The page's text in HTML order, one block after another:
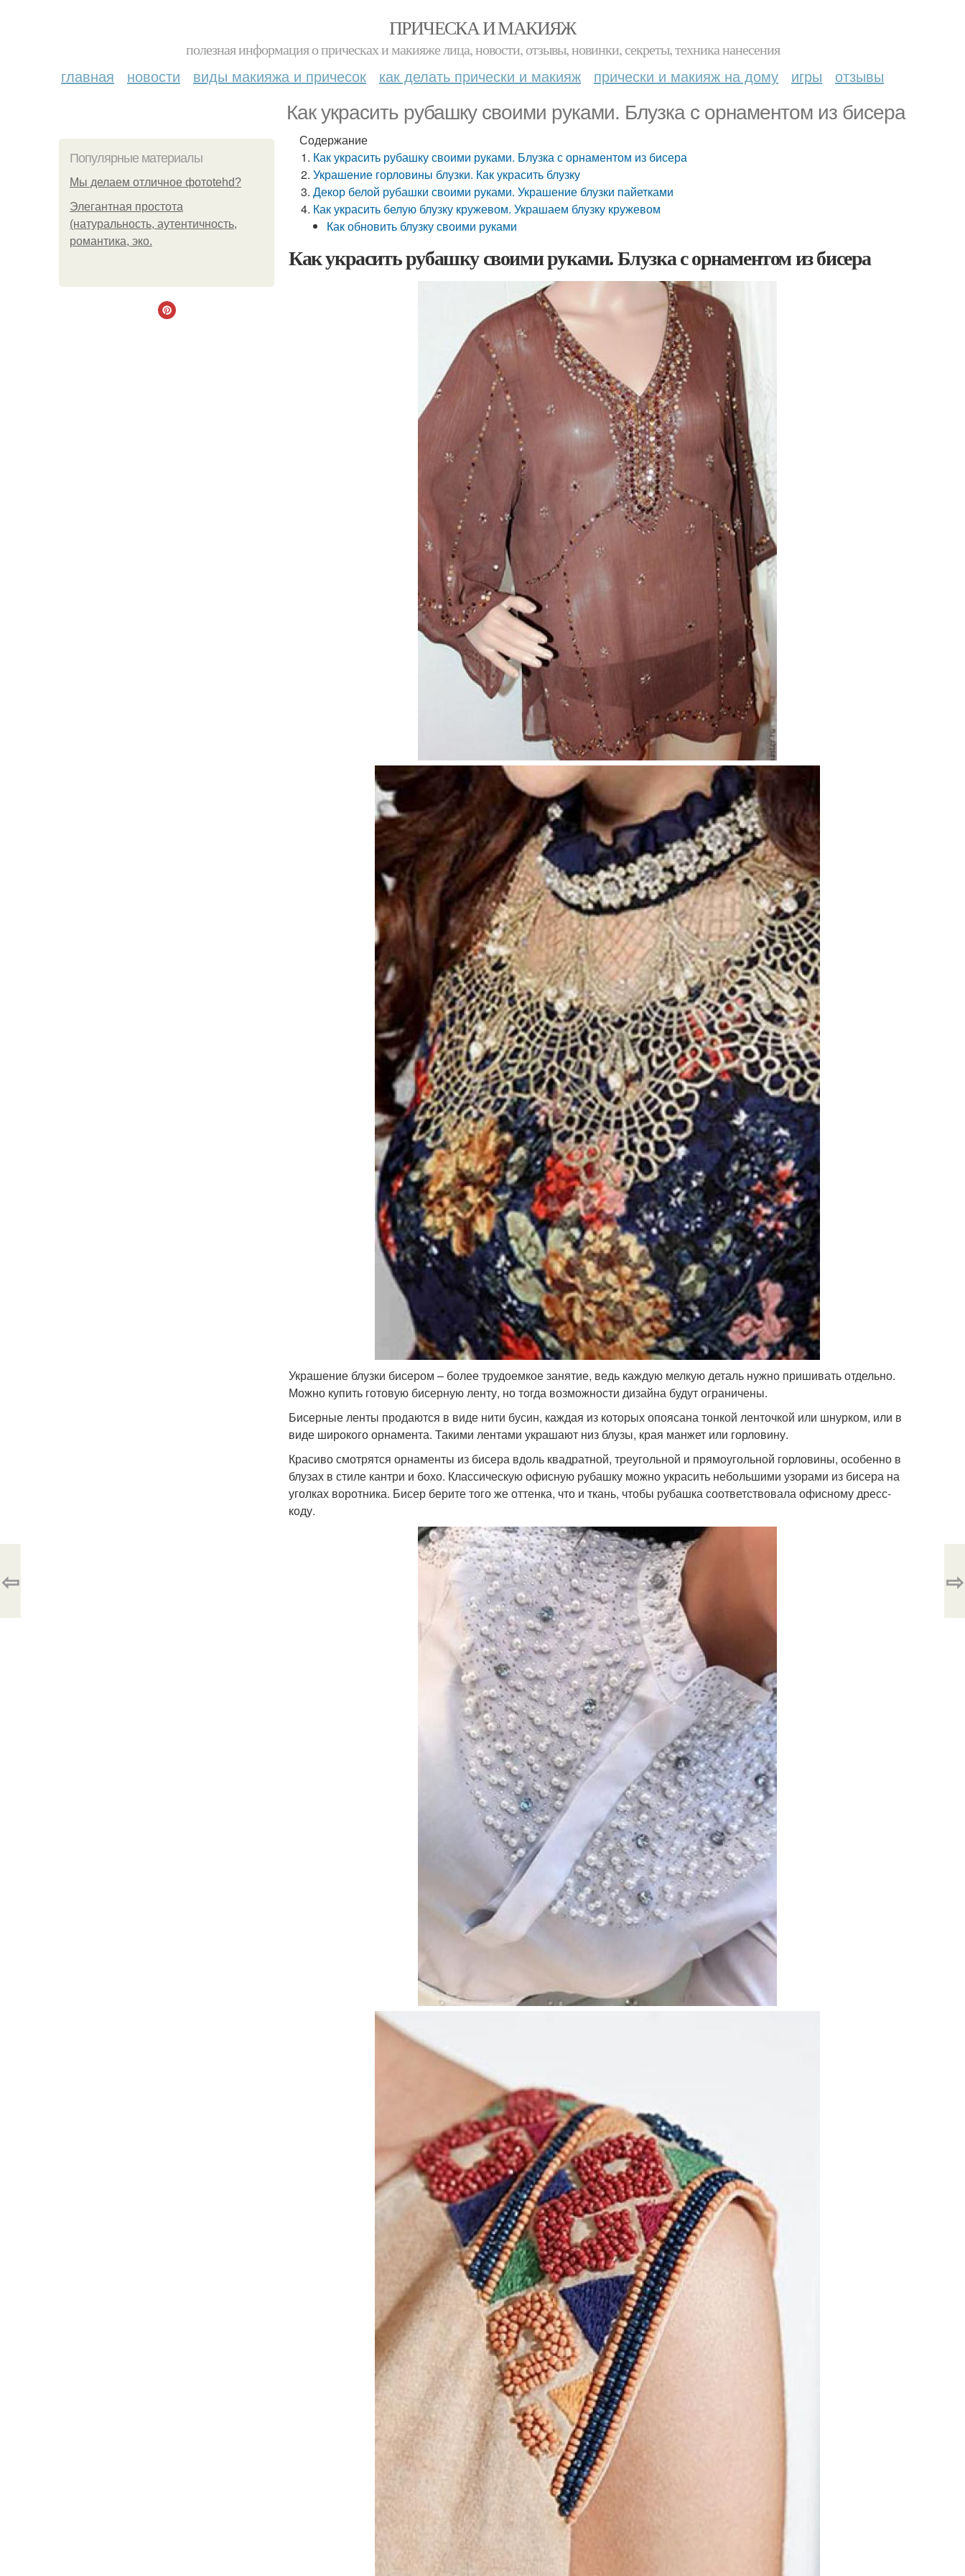
ПРИЧЕСКА И МАКИЯЖ
полезная информация о прическах и макияже лица, новости, отзывы, новинки, секреты, техника нанесения
главная новости виды макияжа и причесок как делать прически и макияж прически и макияж на дому игры отзывы
Как украсить рубашку своими руками. Блузка с орнаментом из бисера
Популярные материалы
Мы делаем отличное фотоtehd?
Элегантная простота
(натуральность, аутентичность,
романтика, эко.
Содержание
Как украсить рубашку своими руками. Блузка с орнаментом из бисера
Украшение горловины блузки. Как украсить блузку
Декор белой рубашки своими руками. Украшение блузки пайетками
Как украсить белую блузку кружевом. Украшаем блузку кружевом
Как обновить блузку своими руками
Как украсить рубашку своими руками. Блузка с орнаментом из бисера
Украшение блузки бисером – более трудоемкое занятие, ведь каждую мелкую деталь нужно пришивать отдельно.
Можно купить готовую бисерную ленту, но тогда возможности дизайна будут ограничены.
Бисерные ленты продаются в виде нити бусин, каждая из которых опоясана тонкой ленточкой или шнурком, или в
виде широкого орнамента. Такими лентами украшают низ блузы, края манжет или горловину.
Красиво смотрятся орнаменты из бисера вдоль квадратной, треугольной и прямоугольной горловины, особенно в
блузах в стиле кантри и бохо. Классическую офисную рубашку можно украсить небольшими узорами из бисера на
уголках воротника. Бисер берите того же оттенка, что и ткань, чтобы рубашка соответствовала офисному дресс-
коду.
⇦ ⇨